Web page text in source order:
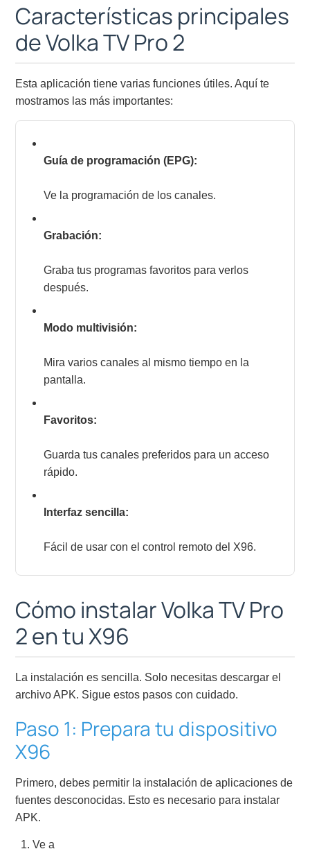
Características principales
de Volka TV Pro 2
Esta aplicación tiene varias funciones útiles. Aquí te
mostramos las más importantes:
Guía de programación (EPG):
Ve la programación de los canales.
Grabación:
Graba tus programas favoritos para verlos
después.
Modo multivisión:
Mira varios canales al mismo tiempo en la
pantalla.
Favoritos:
Guarda tus canales preferidos para un acceso
rápido.
Interfaz sencilla:
Fácil de usar con el control remoto del X96.
Cómo instalar Volka TV Pro
2 en tu X96
La instalación es sencilla. Solo necesitas descargar el
archivo APK. Sigue estos pasos con cuidado.
Paso 1: Prepara tu dispositivo
X96
Primero, debes permitir la instalación de aplicaciones de
fuentes desconocidas. Esto es necesario para instalar
APK.
Ve a